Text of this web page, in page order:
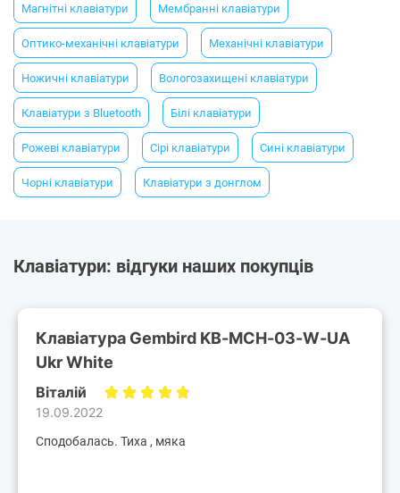
Магнітні клавіатури Мембранні клавіатури
Оптико-механічні клавіатури Механічні клавіатури
Ножичні клавіатури Вологозахищені клавіатури
Клавіатури з Bluetooth Білі клавіатури
Рожеві клавіатури Сірі клавіатури Сині клавіатури
Чорні клавіатури Клавіатури з донглом
Клавіатури: відгуки наших покупців
Клавіатура Gembird KB-MCH-03-W-UA
Ukr White
Віталій
19.09.2022
Сподобалась. Тиха , мяка